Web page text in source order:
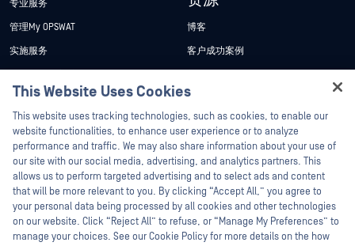
专业服务
管理My OPSWAT
实施服务
技术文档
培训
漏洞计划
合作伙伴
认证
技术合作伙伴
渠道合作伙伴计划
博客
客户成功案例
新闻报道
活动
网络研讨会
产品型录
白皮书
免费工具
This Website Uses Cookies
This website uses tracking technologies, such as cookies, to enable our
website functionalities, to enhance user experience or to analyze
performance and traffic. We may also share information about your use of
our site with our social media, advertising, and analytics partners. This
allows us to perform targeted advertising and to select ads and content
that will be more relevant to you. By clicking “Accept All,” you agree to
your personal data being processed by all cookies and other technologies
on our website. Click “Reject All” to refuse, or “Manage My Preferences” to
manage your choices. See our Cookie Policy for more details on the how
Hey there!
I'm Ozzy, your OPSWAT virtual assistant.
How can I help you secure what's critical
today?